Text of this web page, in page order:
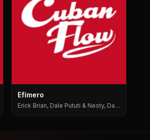
Efímero
Erick Brian, Dale Pututi & Nesty, Dale